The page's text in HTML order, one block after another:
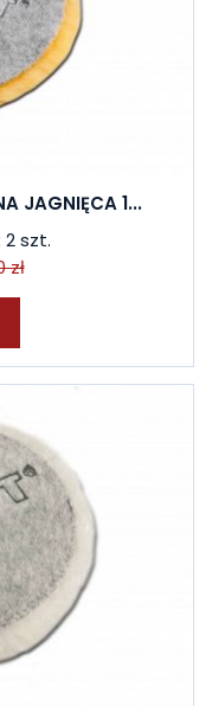
JAGNIĘCA 1...
szt.
zł